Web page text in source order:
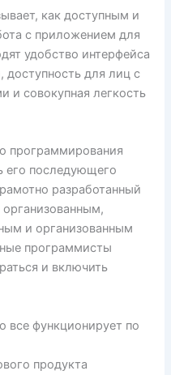
как доступным и
с приложением для
удобство интерфейса
доступность для лиц с
и совокупная легкость
программирования
его последующего
разработанный
и организованным
программисты
и включить
все функционирует по
продукта